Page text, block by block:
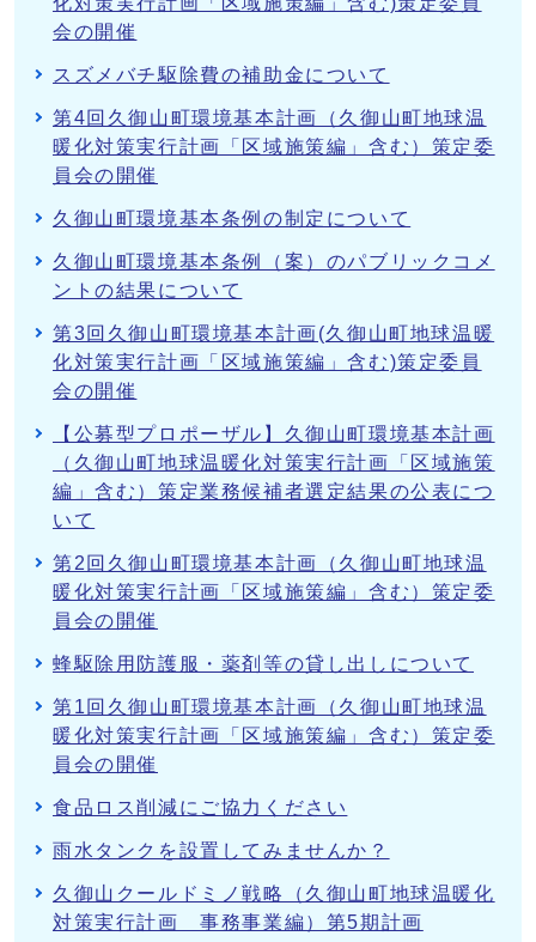
会の開催
スズメバチ駆除費の補助金について
第4回久御山町環境基本計画（久御山町地球温
暖化対策実行計画「区域施策編」含む）策定委
員会の開催
久御山町環境基本条例の制定について
久御山町環境基本条例（案）のパブリックコメ
ントの結果について
第3回久御山町環境基本計画(久御山町地球温暖
化対策実行計画「区域施策編」含む)策定委員
会の開催
【公募型プロポーザル】久御山町環境基本計画
（久御山町地球温暖化対策実行計画「区域施策
編」含む）策定業務候補者選定結果の公表につ
いて
第2回久御山町環境基本計画（久御山町地球温
暖化対策実行計画「区域施策編」含む）策定委
員会の開催
蜂駆除用防護服・薬剤等の貸し出しについて
第1回久御山町環境基本計画（久御山町地球温
暖化対策実行計画「区域施策編」含む）策定委
員会の開催
食品ロス削減にご協力ください
雨水タンクを設置してみませんか？
久御山クールドミノ戦略（久御山町地球温暖化
対策実行計画 事務事業編）第5期計画